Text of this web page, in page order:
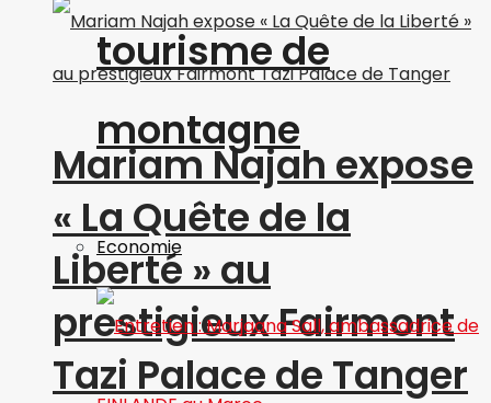
Mariam Najah expose
« La Quête de la
Liberté » au
prestigieux Fairmont
Tazi Palace de Tanger
tourisme de
montagne
Economie